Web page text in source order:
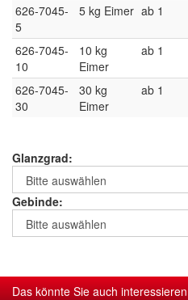
626-7045-
5
5 kg Eimer ab 1
626-7045-
10
10 kg
Eimer
ab 1
626-7045-
30
30 kg
Eimer
ab 1
Glanzgrad:
Gebinde:
Das könnte Sie auch interessieren